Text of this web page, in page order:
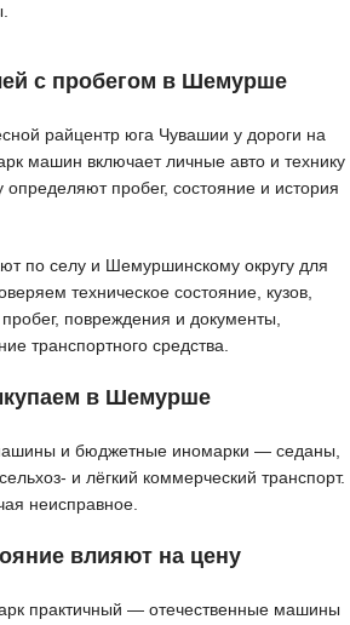
с пробегом в Шемурше
райцентр юга Чувашии у дороги на
машин включает личные авто и технику
определяют пробег, состояние и история
по селу и Шемуршинскому округу для
техническое состояние, кузов,
повреждения и документы,
транспортного средства.
в Шемурше
и бюджетные иномарки — седаны,
и лёгкий коммерческий транспорт.
неисправное.
влияют на цену
практичный — отечественные машины